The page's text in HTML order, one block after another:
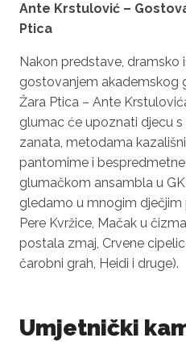
Ante Krstulović –
Ptica
Nakon predstave,
gostovanjem akademskog
Žara Ptica – Ante
glumac će upoznati djecu
zanata, metodama
pantomime i
glumačkom ansambla u
gledamo u mnogim
Pere Kvržice, Mačak u
postala zmaj, Crvene
čarobni grah, Heidi i druge).
Umjetnički